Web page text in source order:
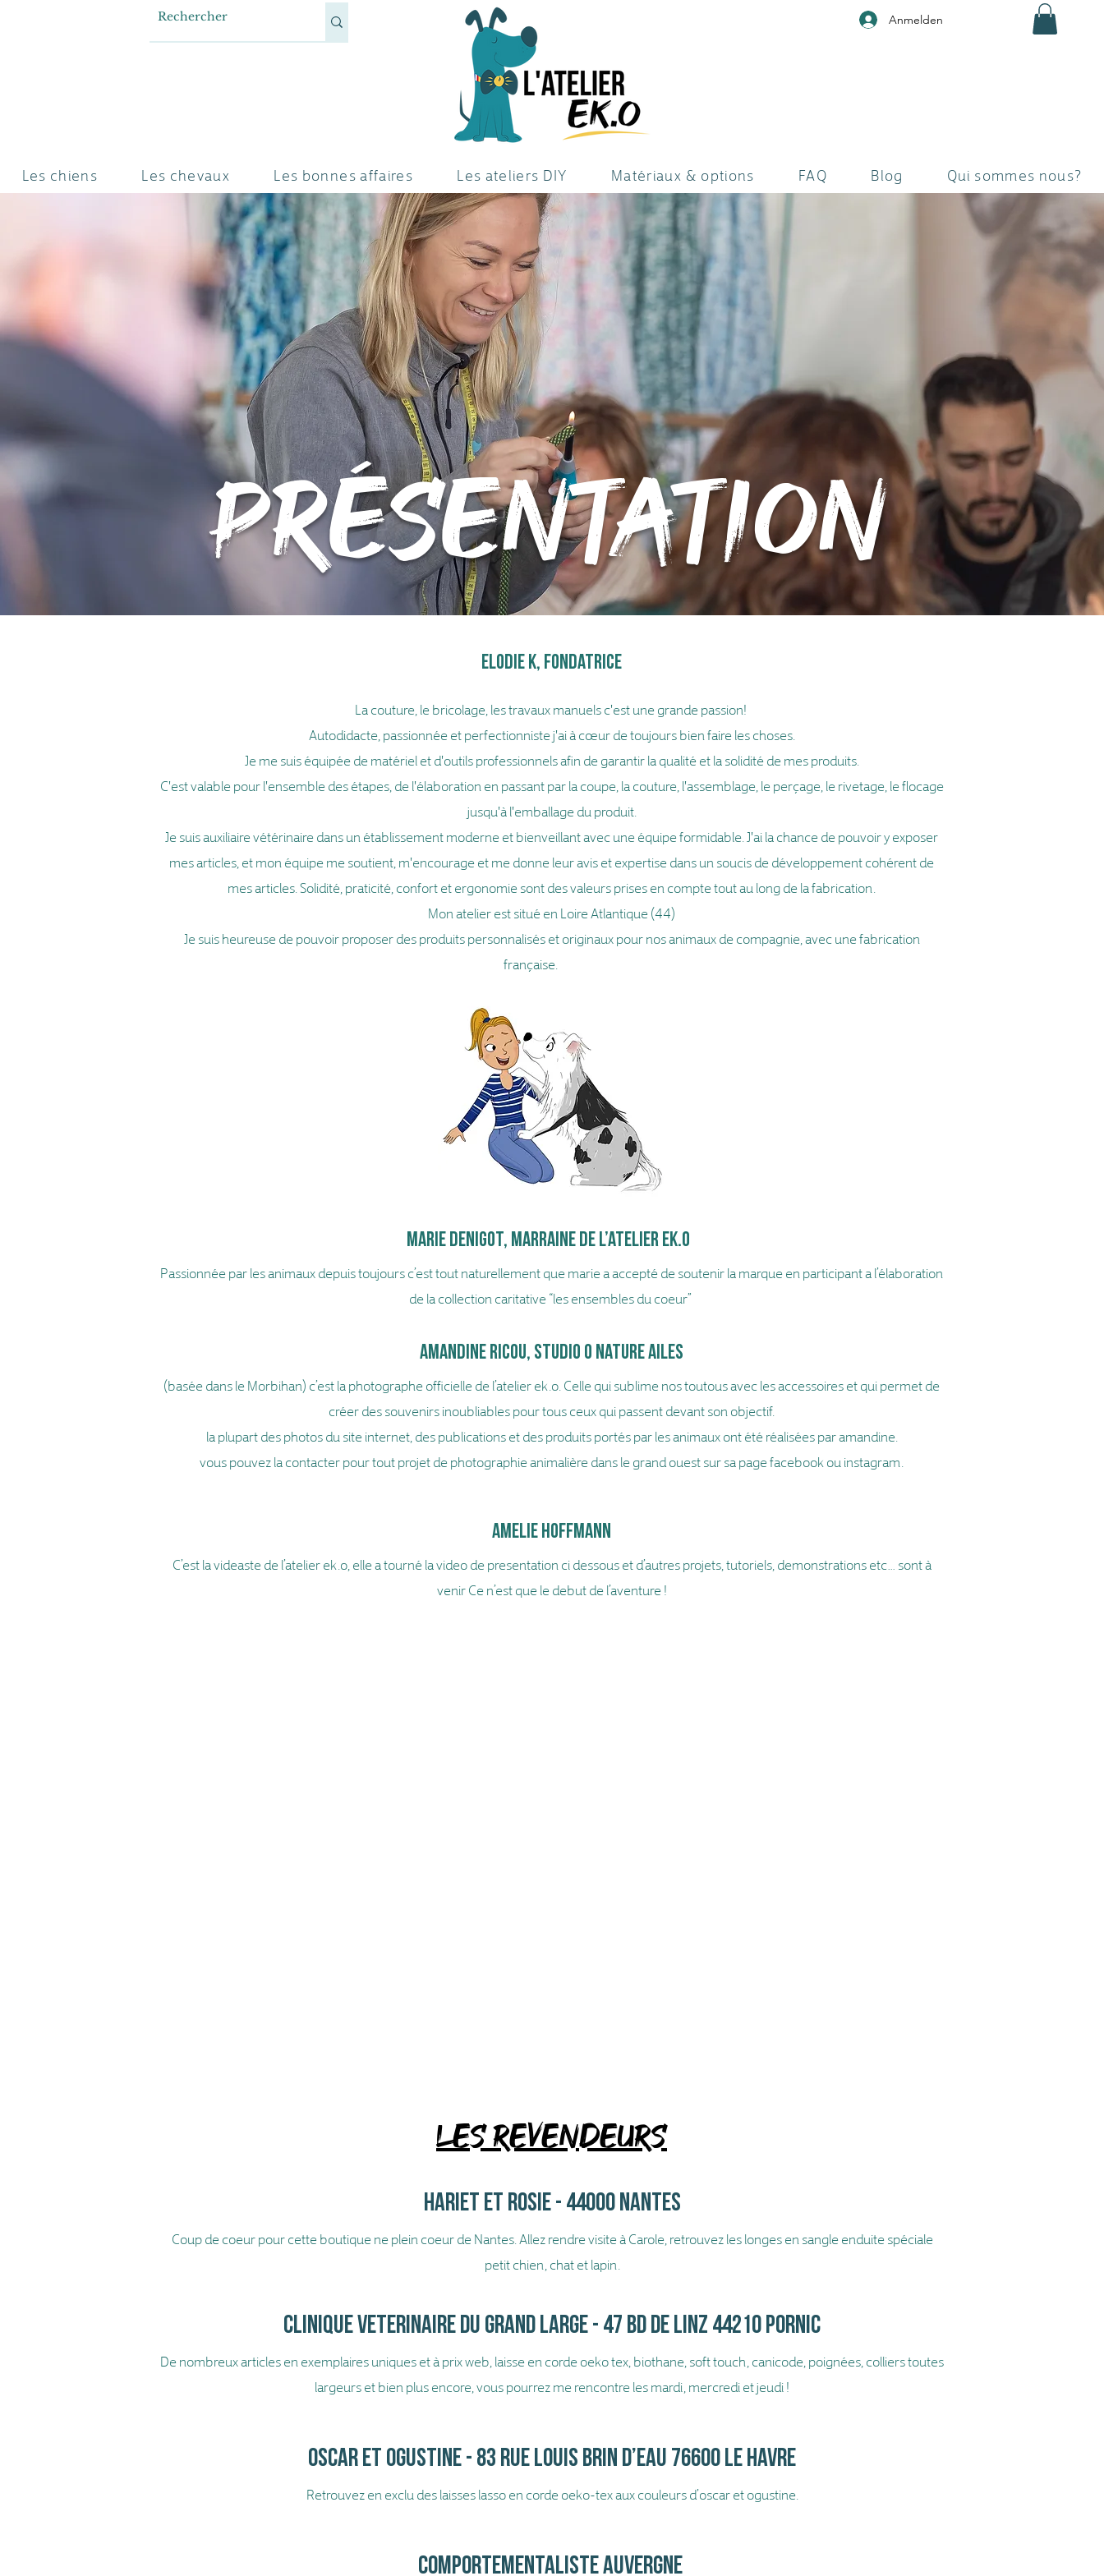
Anmelden
Les chiens Les chevaux Les bonnes affaires Les ateliers DIY Matériaux & options FAQ Blog Qui sommes nous?
Présentation
ELODIE K, fondatrice
La couture, le bricolage, les travaux manuels c'est une grande passion!
Autodidacte, passionnée et perfectionniste j'ai à cœur de toujours bien faire les choses.
Je me suis équipée de matériel et d'outils professionnels afin de garantir la qualité et la solidité de mes produits.
C'est valable pour l'ensemble des étapes, de l'élaboration en passant par la coupe, la couture, l'assemblage, le perçage, le rivetage, le flocage
jusqu'à l'emballage du produit.
Je suis auxiliaire vétérinaire dans un établissement moderne et bienveillant avec une équipe formidable. J'ai la chance de pouvoir y exposer
mes articles, et mon équipe me soutient, m'encourage et me donne leur avis et expertise dans un soucis de développement cohérent de
mes articles. Solidité, praticité, confort et ergonomie sont des valeurs prises en compte tout au long de la fabrication.
Mon atelier est situé en Loire Atlantique (44)
Je suis heureuse de pouvoir proposer des produits personnalisés et originaux pour nos animaux de compagnie, avec une fabrication
française.
MARIE DENIGOT, MARRAINE DE L’ATELIER EK.O
Passionnée par les animaux depuis toujours c’est tout naturellement que marie a accepté de soutenir la marque en participant a l’élaboration
de la collection caritative “les ensembles du coeur”
amandine Ricou, studio o nature ailes
(basée dans le Morbihan) c’est la photographe officielle de l’atelier ek.o. Celle qui sublime nos toutous avec les accessoires et qui permet de
créer des souvenirs inoubliables pour tous ceux qui passent devant son objectif.
la plupart des photos du site internet, des publications et des produits portés par les animaux ont été réalisées par amandine.
vous pouvez la contacter pour tout projet de photographie animalière dans le grand ouest sur sa page facebook ou instagram.
Amelie Hoffmann
C’est la videaste de l’atelier ek.o, elle a tourné la video de presentation ci dessous et d’autres projets, tutoriels, demonstrations etc… sont à
venir Ce n’est que le debut de l’aventure !
LES REVENDEURS
HARIET ET ROSIE - 44000 NANTES
Coup de coeur pour cette boutique ne plein coeur de Nantes. Allez rendre visite à Carole, retrouvez les longes en sangle enduite spéciale
petit chien, chat et lapin.
Clinique veterinaire du grand large - 47 bd de linz 44210pornic
De nombreux articles en exemplaires uniques et à prix web, laisse en corde oeko tex, biothane, soft touch, canicode, poignées, colliers toutes
largeurs et bien plus encore, vous pourrez me rencontre les mardi, mercredi et jeudi !
Oscar et ogustine - 83 rue louis brin d’eau 76600 le havre
Retrouvez en exclu des laisses lasso en corde oeko-tex aux couleurs d’oscar et ogustine.
Comportementaliste Auvergne